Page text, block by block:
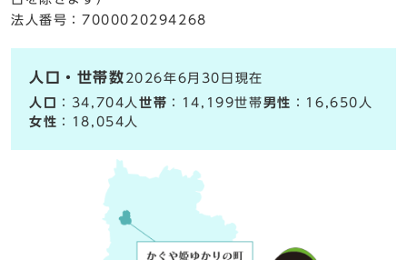
法人番号：7000020294268
人口・世帯数 2026年6月30日現在
人口
：34,704人世帯 ：14,199世帯男性 ：16,650人
女性 ：18,054人